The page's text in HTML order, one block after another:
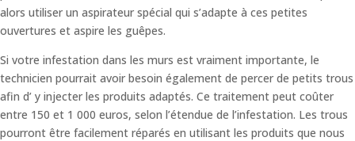
alors utiliser un aspirateur spécial qui s’adapte à ces petites
ouvertures et aspire les guêpes.
Si votre infestation dans les murs est vraiment importante, le
technicien pourrait avoir besoin également de percer de petits trous
afin d’ y injecter les produits adaptés. Ce traitement peut coûter
entre 150 et 1 000 euros, selon l’étendue de l’infestation. Les trous
pourront être facilement réparés en utilisant les produits que nous